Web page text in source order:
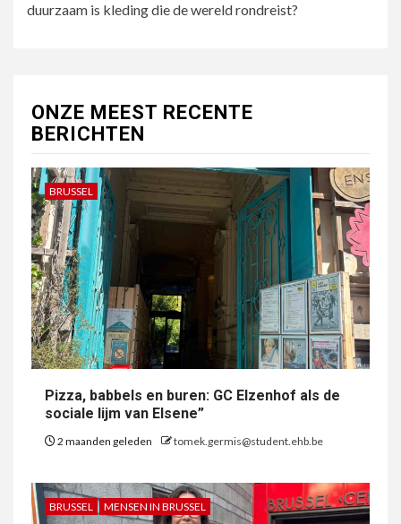
duurzaam is kleding die de wereld rondreist?
ONZE MEEST RECENTE
BERICHTEN
BRUSSEL
Pizza, babbels en buren: GC Elzenhof als de
sociale lijm van Elsene”
2 maanden geleden tomek.germis@student.ehb.be
BRUSSEL MENSEN IN BRUSSEL